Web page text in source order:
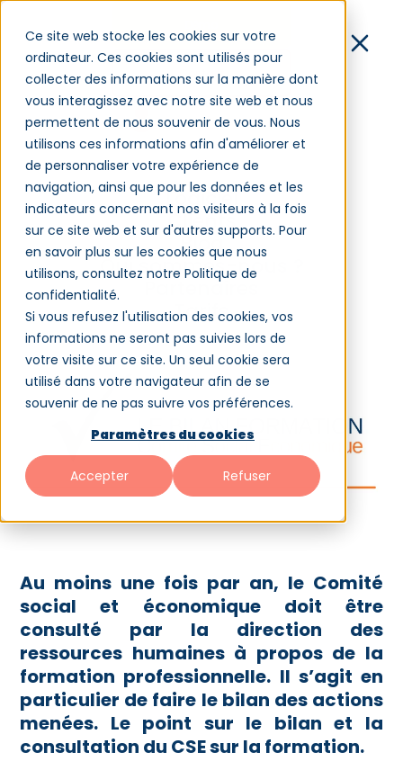
Ce site web stocke les cookies sur votre
ordinateur. Ces cookies sont utilisés pour
collecter des informations sur la manière dont
vous interagissez avec notre site web et nous
permettent de nous souvenir de vous. Nous
utilisons ces informations afin d'améliorer et
de personnaliser votre expérience de
navigation, ainsi que pour les données et les
indicateurs concernant nos visiteurs à la fois
sur ce site web et sur d'autres supports. Pour
en savoir plus sur les cookies que nous
utilisons, consultez notre Politique de
confidentialité.
Si vous refusez l'utilisation des cookies, vos
informations ne seront pas suivies lors de
votre visite sur ce site. Un seul cookie sera
utilisé dans votre navigateur afin de se
souvenir de ne pas suivre vos préférences.
Paramètres du cookies
Accepter Refuser
Contact
Connexion
Logiciel
Clients
Blog
Qui sommes-nous ?
Partenaires
Tarifs
Bilan formation : ce que
doit savoir et décider le
CSE
Gestion de la formation - Réglementation
Au moins une fois par an, le Comité
social et économique doit être
consulté par la direction des
ressources humaines à propos de la
formation professionnelle. Il s’agit en
particulier de faire le bilan des actions
menées. Le point sur le bilan et la
consultation du CSE sur la formation.